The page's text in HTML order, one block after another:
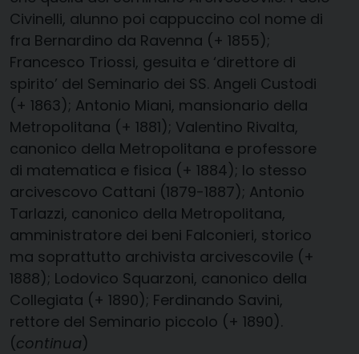
Civinelli, alunno poi cappuccino col nome di
fra Bernardino da Ravenna (+ 1855);
Francesco Triossi, gesuita e ‘direttore di
spirito’ del Seminario dei SS. Angeli Custodi
(+ 1863); Antonio Miani, mansionario della
Metropolitana (+ 1881); Valentino Rivalta,
canonico della Metropolitana e professore
di matematica e fisica (+ 1884); lo stesso
arcivescovo Cattani (1879-1887); Antonio
Tarlazzi, canonico della Metropolitana,
amministratore dei beni Falconieri, storico
ma soprattutto archivista arcivescovile (+
1888); Lodovico Squarzoni, canonico della
Collegiata (+ 1890); Ferdinando Savini,
rettore del Seminario piccolo (+ 1890).
(continua)